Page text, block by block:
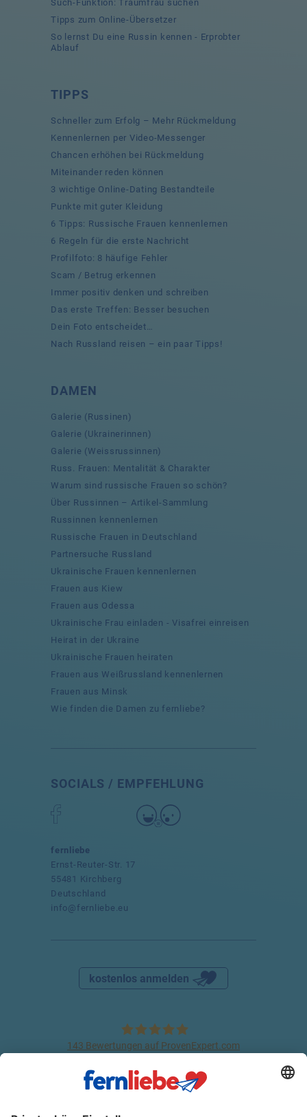
Such-Funktion: Traumfrau suchen
Tipps zum Online-Übersetzer
So lernst Du eine Russin kennen - Erprobter
Ablauf
TIPPS
Schneller zum Erfolg – Mehr Rückmeldung
Kennenlernen per Video-Messenger
Chancen erhöhen bei Rückmeldung
Miteinander reden können
3 wichtige Online-Dating Bestandteile
Punkte mit guter Kleidung
6 Tipps: Russische Frauen kennenlernen
6 Regeln für die erste Nachricht
Profilfoto: 8 häufige Fehler
Scam / Betrug erkennen
Immer positiv denken und schreiben
Das erste Treffen: Besser besuchen
Dein Foto entscheidet…
Nach Russland reisen – ein paar Tipps!
DAMEN
Galerie (Russinen)
Galerie (Ukrainerinnen)
Galerie (Weissrussinnen)
Russ. Frauen: Mentalität & Charakter
Warum sind russische Frauen so schön?
Über Russinnen – Artikel-Sammlung
Russinnen kennenlernen
Russische Frauen in Deutschland
Partnersuche Russland
Ukrainische Frauen kennenlernen
Frauen aus Kiew
Frauen aus Odessa
Ukrainische Frau einladen - Visafrei einreisen
Heirat in der Ukraine
Ukrainische Frauen heiraten
Frauen aus Weißrussland kennenlernen
Frauen aus Minsk
Wie finden die Damen zu fernliebe?
SOCIALS / EMPFEHLUNG
kostenlos anmelden
fernliebe
Ernst-Reuter-Str. 17
55481 Kirchberg
Deutschland
info@fernliebe.eu
fernliebe
143 Bewertungen auf ProvenExpert.com